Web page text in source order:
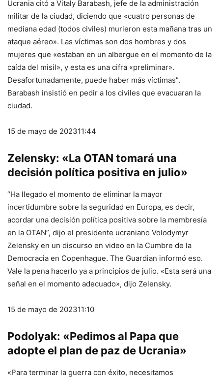
Ucrania citó a Vitaly Barabash, jefe de la administración
militar de la ciudad, diciendo que «cuatro personas de
mediana edad (todos civiles) murieron esta mañana tras un
ataque aéreo». Las víctimas son dos hombres y dos
mujeres que «estaban en un albergue en el momento de la
caída del misil», y esta es una cifra «preliminar».
Desafortunadamente, puede haber más víctimas”.
Barabash insistió en pedir a los civiles que evacuaran la
ciudad.
15 de mayo de 202311:44
Zelensky: «La OTAN tomará una
decisión política positiva en julio»
“Ha llegado el momento de eliminar la mayor
incertidumbre sobre la seguridad en Europa, es decir,
acordar una decisión política positiva sobre la membresía
en la OTAN”, dijo el presidente ucraniano Volodymyr
Zelensky en un discurso en video en la Cumbre de la
Democracia en Copenhague. The Guardian informó eso.
Vale la pena hacerlo ya a principios de julio. «Esta será una
señal en el momento adecuado», dijo Zelensky.
15 de mayo de 202311:10
Podolyak: «Pedimos al Papa que
adopte el plan de paz de Ucrania»
«Para terminar la guerra con éxito, necesitamos